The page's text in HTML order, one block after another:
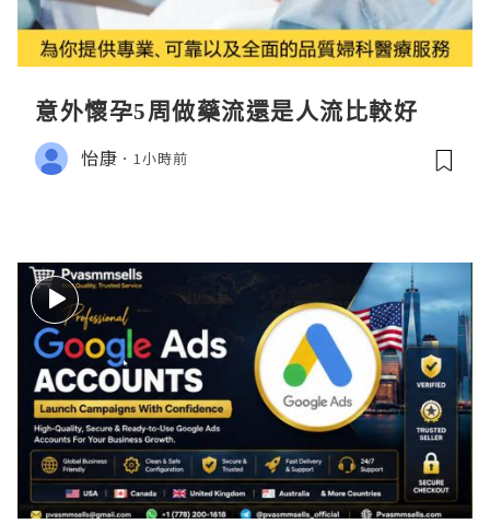
意外懷孕5周做藥流還是人流比較好
怡康 1小時前